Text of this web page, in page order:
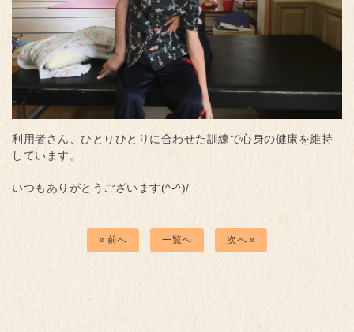
利用者さん、ひとりひとりに合わせた訓練で心身の健康を維持
しています。
いつもありがとうございます(^-^)/
« 前へ 一覧へ 次へ »